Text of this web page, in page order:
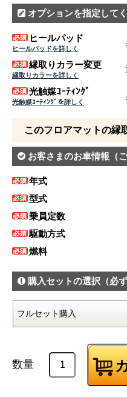
オプションを指定してく
ヒールパッド
ヒールパッドを詳しく
縁取りカラー変更
縁取りカラーを詳しく
光触媒ｺｰﾃｨﾝｸﾞ
光触媒ｺｰﾃｨﾝｸﾞを詳しく
このフロアマットの縁
お客さまのお車情報 （
年式
型式
乗員定数
駆動方式
燃料
購入セットの選択 （必
数量